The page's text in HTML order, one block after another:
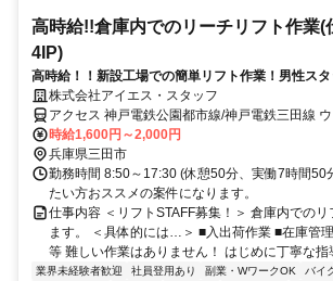
高時給!!倉庫内でのリーチリフト作業(
4IP)
高時給！！新設工場での簡単リフト作業！男性スタ
株式会社アイエス・スタッフ
アクセス 神戸電鉄公園都市線/神戸電鉄三田線
歩約46分、ＪＲ福知山線〔宝塚線〕 新三田徒歩
線〔宝塚線〕 三田（兵庫県）南出口徒歩約117
より車で14分／車、バイク通勤OK
時給1,600円～2,000円
兵庫県三田市
勤務時間 8:50～17:30 (休憩50分、実働7時間50
たい方おススメの案件になります。
仕事内容 ＜リフトSTAFF募集！＞ 倉庫内でのリ
ます。 ＜具体的には…＞ ■入出荷作業 ■在庫管
等 難しい作業はありません！ はじめに丁寧な指
業界未経験者歓迎 社員登用あり 副業・WワークOK
バイ